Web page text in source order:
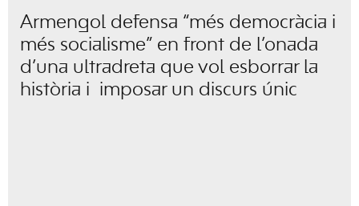
Armengol defensa “més democràcia i
més socialisme” en front de l’onada
d’una ultradreta que vol esborrar la
història i imposar un discurs únic